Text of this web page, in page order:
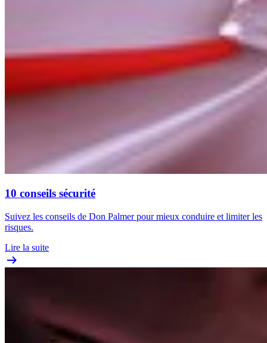
10 conseils sécurité
Suivez les conseils de Don Palmer pour mieux conduire et limiter les
risques.
Lire la suite